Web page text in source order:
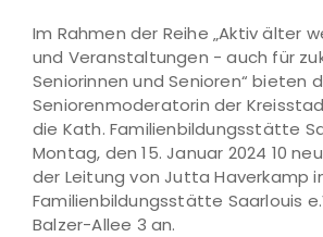
Im Rahmen der Reihe „Aktiv älter
und Veranstaltungen - auch für
Seniorinnen und Senioren“ bieten
Seniorenmoderatorin der
die Kath. Familienbildungsstätte
Montag, den 15. Januar 2024 10
der Leitung von Jutta Haverkamp
Familienbildungsstätte Saarlouis
Balzer-Allee 3 an.